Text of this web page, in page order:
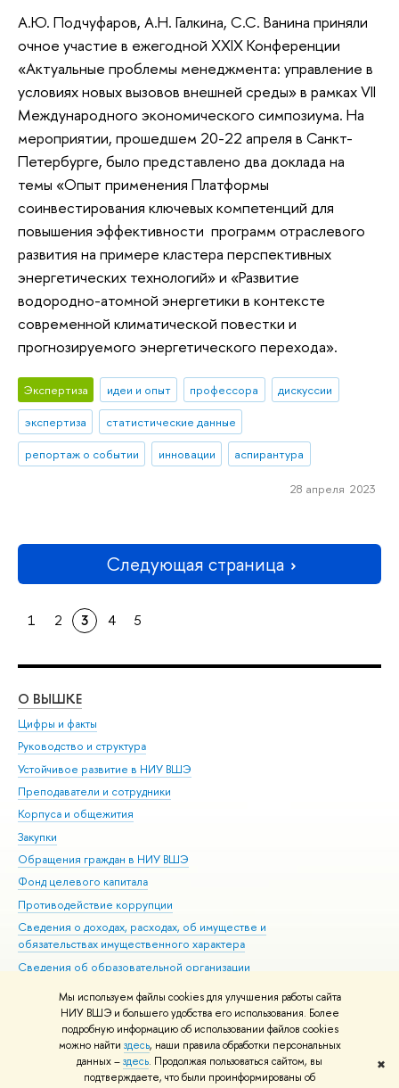
Мы используем файлы cookies для улучшения работы сайта
НИУ ВШЭ и большего удобства его использования. Более
подробную информацию об использовании файлов cookies
можно найти здесь, наши правила обработки персональных
данных –здесь. Продолжая пользоваться сайтом, вы
подтверждаете, что были проинформированы об
✖
А.Ю. Подчуфаров, А.Н. Галкина, С.С. Ванина приняли
очное участие в ежегодной XXIX Конференции
«Актуальные проблемы менеджмента: управление в
условиях новых вызовов внешней среды» в рамках VII
Международного экономического симпозиума. На
мероприятии, прошедшем 20-22 апреля в Санкт-
Петербурге, было представлено два доклада на
темы «Опыт применения Платформы
соинвестирования ключевых компетенций для
повышения эффективности программ отраслевого
развития на примере кластера перспективных
энергетических технологий» и «Развитие
водородно-атомной энергетики в контексте
современной климатической повестки и
прогнозируемого энергетического перехода».
Экспертиза идеи и опыт профессора
дискуссии
экспертиза
статистические данные
репортаж о событии
инновации аспирантура
28 апреля 2023
Следующая страница
1 2 3 4 5
О ВЫШКЕ
Цифры и факты
Руководство и структура
Устойчивое развитие в НИУ ВШЭ
Преподаватели и сотрудники
Корпуса и общежития
Закупки
Обращения граждан в НИУ ВШЭ
Фонд целевого капитала
Противодействие коррупции
Сведения о доходах, расходах, об имуществе и
обязательствах имущественного характера
Сведения об образовательной организации
Людям с ограниченными возможностями здоровья
Единая платежная страница
Работа в Вышке